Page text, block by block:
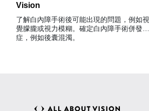
Vision
了解白內障手術後可能出現的問題，例如視
覺朦朧或視力模糊。確定白內障手術併發
症，例如後囊混濁。